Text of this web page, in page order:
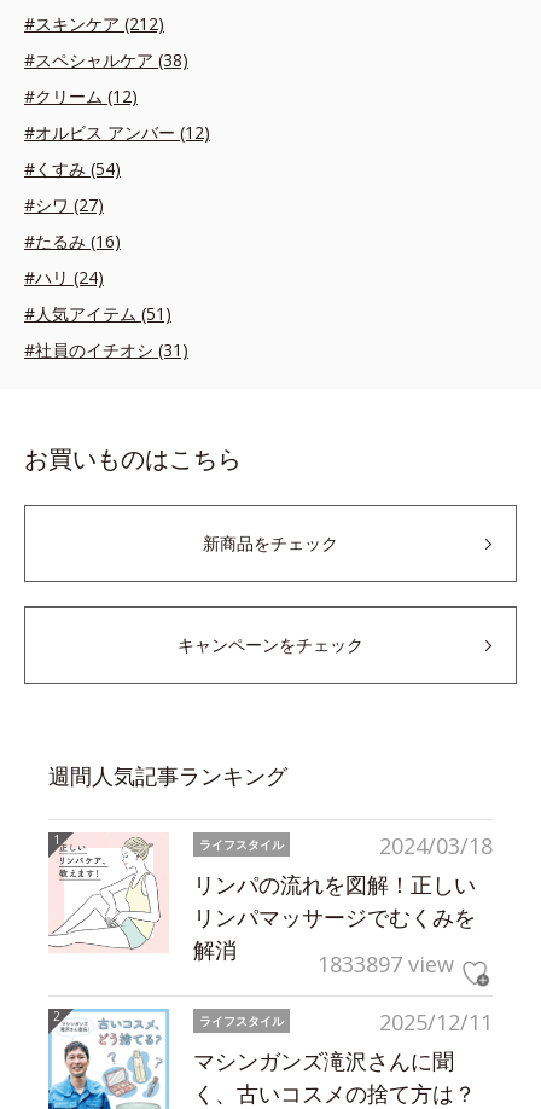
#スキンケア (212)
#スペシャルケア (38)
#クリーム (12)
#オルビス アンバー (12)
#くすみ (54)
#シワ (27)
#たるみ (16)
#ハリ (24)
#人気アイテム (51)
#社員のイチオシ (31)
お買いものはこちら
新商品をチェック
キャンペーンをチェック
週間人気記事ランキング
2024/03/18
ライフスタイル
リンパの流れを図解！正しい
リンパマッサージでむくみを
解消
1833897 view
2025/12/11
ライフスタイル
マシンガンズ滝沢さんに聞
く、古いコスメの捨て方は？